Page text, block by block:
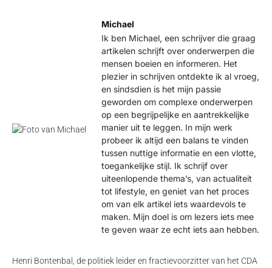
Michael
Ik ben Michael, een schrijver die graag
artikelen schrijft over onderwerpen die
mensen boeien en informeren. Het
plezier in schrijven ontdekte ik al vroeg,
en sindsdien is het mijn passie
geworden om complexe onderwerpen
op een begrijpelijke en aantrekkelijke
manier uit te leggen. In mijn werk
probeer ik altijd een balans te vinden
tussen nuttige informatie en een vlotte,
toegankelijke stijl. Ik schrijf over
uiteenlopende thema’s, van actualiteit
tot lifestyle, en geniet van het proces
om van elk artikel iets waardevols te
maken. Mijn doel is om lezers iets mee
te geven waar ze echt iets aan hebben.
Henri Bontenbal
, de politiek leider en fractievoorzitter van het CDA